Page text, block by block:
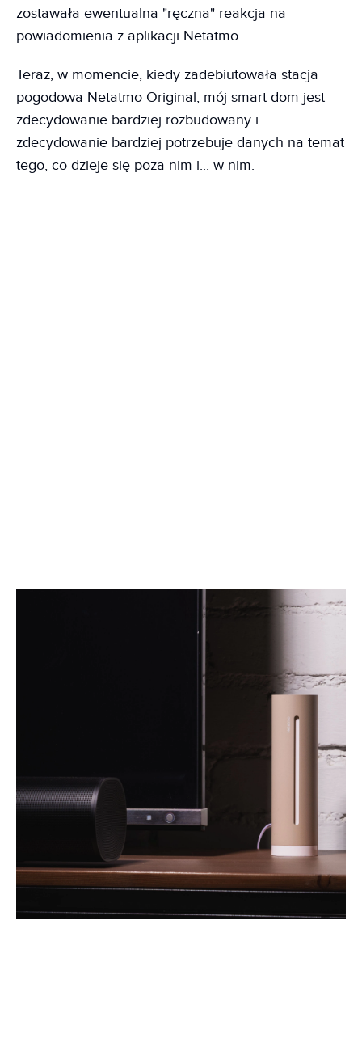
zostawała ewentualna "ręczna" reakcja na
powiadomienia z aplikacji Netatmo.
Teraz, w momencie, kiedy zadebiutowała stacja
pogodowa Netatmo Original, mój smart dom jest
zdecydowanie bardziej rozbudowany i
zdecydowanie bardziej potrzebuje danych na temat
tego, co dzieje się poza nim i... w nim.